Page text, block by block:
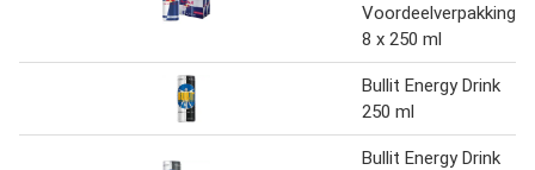
Voordeelverpakking
8 x 250 ml
Bullit Energy Drink
250 ml
Bullit Energy Drink